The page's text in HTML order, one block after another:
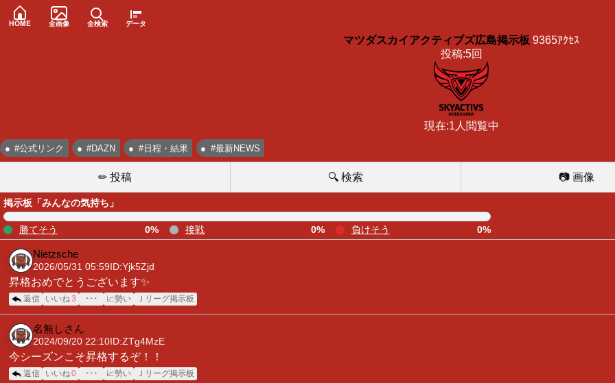
HOME 全画像 全検索 データ
マツダスカイアクティブズ広島掲示板 9365ｱｸｾｽ
投稿:5回
現在:1人閲覧中
#公式リンク #DAZN #日程・結果 #最新NEWS
✏ 投稿 🔍 検索 📷 画像
掲示板「みんなの気持ち」
勝てそう 0% 接戦 0% 負けそう 0%
Nietzsche
2026/05/31 05:59 ID:Yjk5Zjd
昇格おめでとうございます✨
返信 いいね 3 ･･･ 📈勢い Ｊリーグ掲示板
名無しさん
2024/09/20 22:10 ID:ZTg4MzE
今シーズンこそ昇格するぞ！！
返信 いいね 0 ･･･ 📈勢い Ｊリーグ掲示板